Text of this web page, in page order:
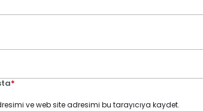
*
ve web site adresimi bu tarayıcıya kaydet.